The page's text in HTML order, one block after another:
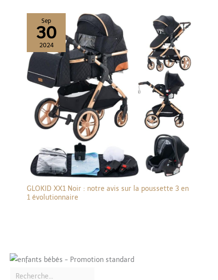
Sep
30
2024
GLOKID XX1 Noir : notre avis sur la poussette 3 en
1 évolutionnaire